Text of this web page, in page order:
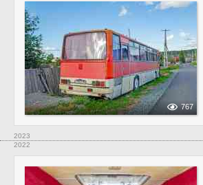
767
2023
2022